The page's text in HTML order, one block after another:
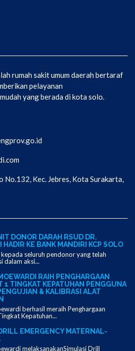
rumah sakit umum daerah bertaraf
pelayanan
yang berada di kota solo.
No.132, Kec. Jebres, Kota Surakarta,
DONOR DARAH RSUD DR.
HADIR KE BANK MANDIRI KCP SOLO
seluruh pendonor yang telah
dalam aksi...
RAIH PENGHARGAAN
1 TINGKAT KEPATUHAN PENGGUNA
& KALIBRASI ALAT
berhasil meraih Penghargaan
Kepatuhan...
EMERGENCY MATERNAL-
melaksanakanSimulasi Drill